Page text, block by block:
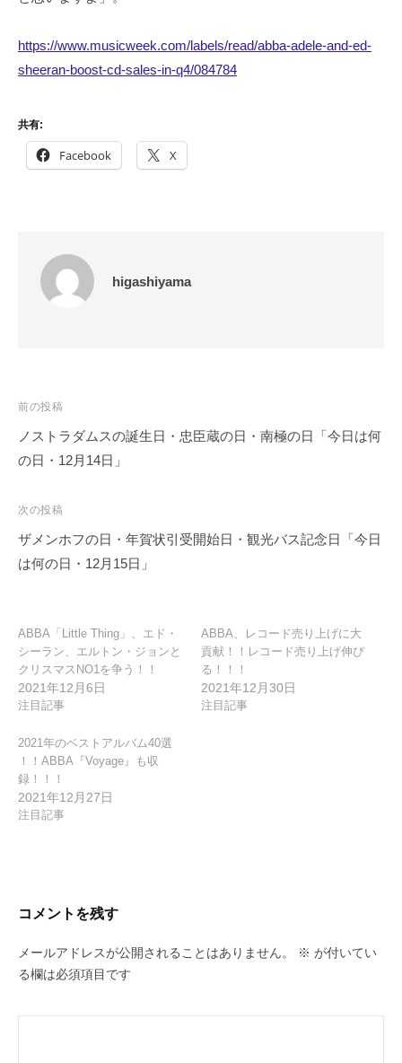
https://www.musicweek.com/labels/read/abba-adele-and-ed-
sheeran-boost-cd-sales-in-q4/084784
共有:
Facebook X
higashiyama
投
稿
ナ
ゲ
ー
シ
前の投稿
ノストラダムスの誕生日・忠臣蔵の日・南極の日「今日は何
の日・12月14日」
次の投稿
ザメンホフの日・年賀状引受開始日・観光バス記念日「今日
は何の日・12月15日」
ABBA「Little Thing」、エド・
シーラン、エルトン・ジョンと
クリスマスNO1を争う！！
2021年12月6日
注目記事
ABBA、レコード売り上げに大
貢献！！レコード売り上げ伸び
る！！！
2021年12月30日
注目記事
2021年のベストアルバム40選
！！ABBA『Voyage』も収
録！！！
2021年12月27日
注目記事
コメントを残す
メールアドレスが公開されることはありません。 ※ が付いてい
る欄は必須項目です